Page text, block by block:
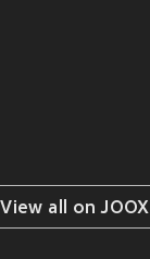
View all on JOOX